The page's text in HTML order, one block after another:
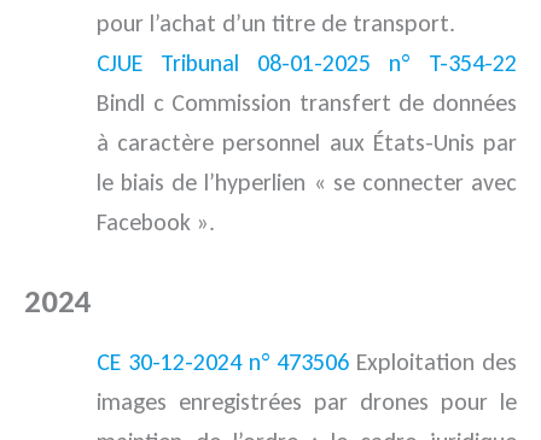
pour l’achat d’un titre de transport.
CJUE Tribunal 08-01-2025 n° T-354-22
Bindl c Commission transfert de données
à caractère personnel aux États-Unis par
le biais de l’hyperlien « se connecter avec
Facebook ».
2024
CE 30-12-2024 n° 473506 Exploitation des
images enregistrées par drones pour le